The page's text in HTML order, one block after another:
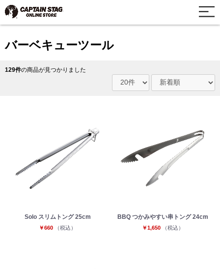
バーベキューツール
129件の商品が見つかりました
Solo スリムトング 25cm
￥660 （税込）
BBQ つかみやすい串トング 24cm
￥1,650 （税込）